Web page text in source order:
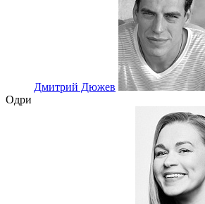
Дмитрий Дюжев
Одри